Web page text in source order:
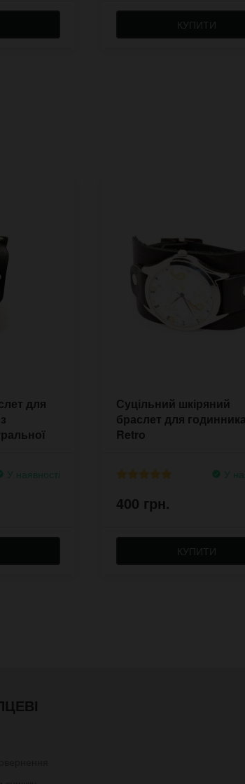
КУПИТИ
для
У наявності
Суцільний шкіряний
браслет для годинника
Retro
У
400 грн.
КУПИТИ